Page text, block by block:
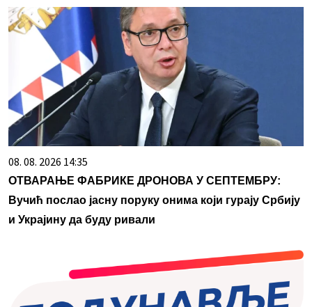
08. 08. 2026 14:35
ОТВАРАЊЕ ФАБРИКЕ ДРОНОВА У СЕПТЕМБРУ:
Вучић послао јасну поруку онима који гурају Србију
и Украјину да буду ривали